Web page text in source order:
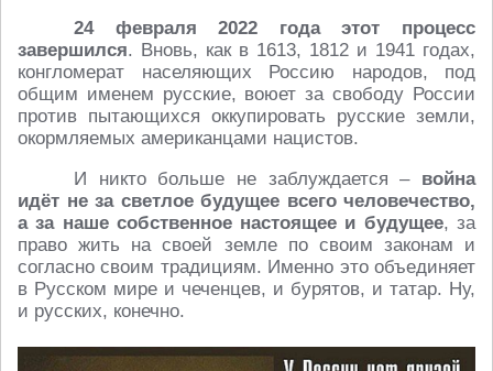
24 февраля 2022 года этот процесс
завершился. Вновь, как в 1613, 1812 и 1941 годах,
конгломерат населяющих Россию народов, под
общим именем русские, воюет за свободу России
против пытающихся оккупировать русские земли,
окормляемых американцами нацистов.
И никто больше не заблуждается – война
идёт не за светлое будущее всего человечество,
а за наше собственное настоящее и будущее, за
право жить на своей земле по своим законам и
согласно своим традициям. Именно это объединяет
в Русском мире и чеченцев, и бурятов, и татар. Ну,
и русских, конечно.